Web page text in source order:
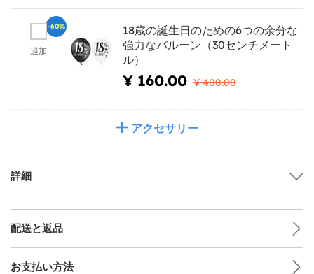
追加
18歳の誕生日のための6つの余分な
強力なバルーン（30センチメート
ル）
¥ 160.00 ¥ 400.00
-60%
アクセサリー
詳細
配送と返品
お支払い方法